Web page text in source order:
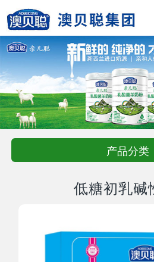
产品分类
低糖初乳碱